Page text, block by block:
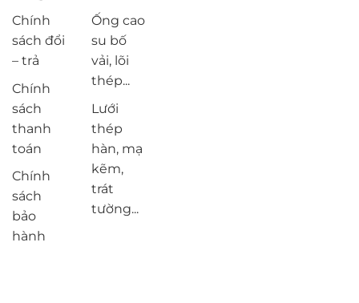
Chính
sách đổi
– trả
Chính
sách
thanh
toán
Chính
sách
bảo
hành
Ống cao
su bố
vải, lõi
thép...
Lưới
thép
hàn, mạ
kẽm,
trát
tường...